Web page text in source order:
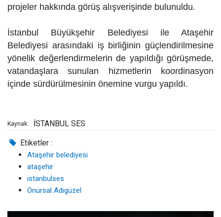
projeler hakkında görüş alışverişinde bulunuldu.
İstanbul Büyükşehir Belediyesi ile Ataşehir
Belediyesi arasındaki iş birliğinin güçlendirilmesine
yönelik değerlendirmelerin de yapıldığı görüşmede,
vatandaşlara sunulan hizmetlerin koordinasyon
içinde sürdürülmesinin önemine vurgu yapıldı.
Kaynak: İSTANBUL SES
Etiketler :
Ataşehir belediyesi
ataşehir
istanbulses
Onursal Adıgüzel